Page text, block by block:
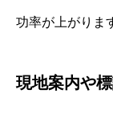
功率が上がりま
現地案内や